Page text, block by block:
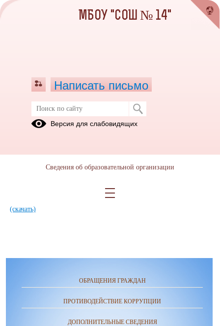
НОКО 2025
Отчет НОК 2024 МБОУ СОШ №14 за 2 полугодие.xls
(скачать)
ОБРАЩЕНИЯ ГРАЖДАН
ПРОТИВОДЕЙСТВИЕ КОРРУПЦИИ
ДОПОЛНИТЕЛЬНЫЕ СВЕДЕНИЯ
МБОУ "СОШ № 14"
Написать письмо
Версия для слабовидящих
Сведения об образовательной организации